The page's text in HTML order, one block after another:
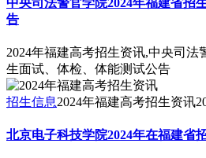
告
2024年福建高考招生资讯,中央司法
生面试、体检、体能测试公告
招生信息2024年福建高考招生资讯
北京电子科技学院2024年在福建省